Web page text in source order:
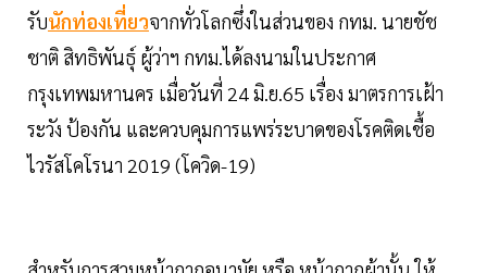
รับนักท่องเที่ยวจากทั่วโลกซึ่งในส่วนของ กทม. นายชัช
ชาติ สิทธิพันธุ์ ผู้ว่าฯ กทม.ได้ลงนามในประกาศ
กรุงเทพมหานคร เมื่อวันที่ 24 มิ.ย.65 เรื่อง มาตรการเฝ้า
ระวัง ป้องกัน และควบคุมการแพร่ระบาดของโรคติดเชื้อ
ไวรัสโคโรนา 2019 (โควิด-19)